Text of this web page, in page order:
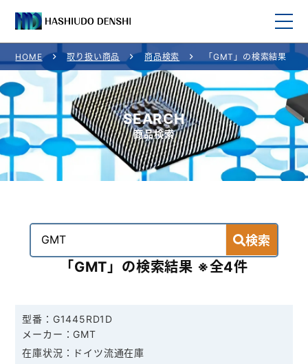
HOME
取り扱い商品
取り扱いメーカー一覧
ご利用案内
お問い合わせ
HOME 取り扱い商品 商品検索 「GMT」の検索結果
SEARCH
商品検索
検索
「GMT」の検索結果 ※全4件
G1445RD1D
GMT
ドイツ流通在庫